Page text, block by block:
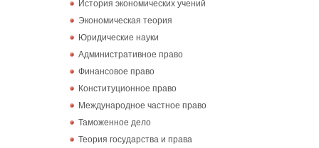
История экономических учений
Экономическая теория
Юридические науки
Административное право
Финансовое право
Конституционное право
Международное частное право
Таможенное дело
Теория государства и права